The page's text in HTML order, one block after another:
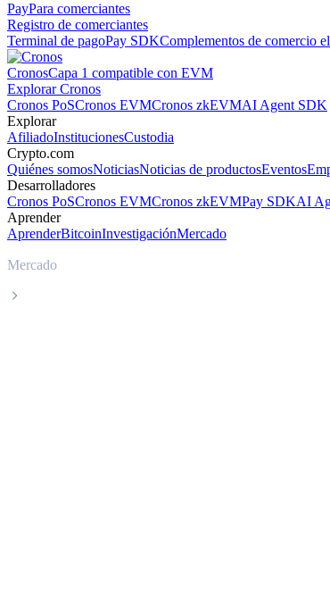
PayPara comerciantes
Registro de comerciantes
Terminal de pagoPay SDKComplementos de comercio
CronosCapa 1 compatible con EVM
Explorar Cronos
Cronos PoSCronos EVMCronos zkEVMAI Agent SDK
Explorar
AfiliadoInstitucionesCustodia
Crypto.com
Quiénes somosNoticiasNoticias de productosEventos
Desarrolladores
Cronos PoSCronos EVMCronos zkEVMPay SDKAI
Aprender
AprenderBitcoinInvestigaciónMercado
Mercado